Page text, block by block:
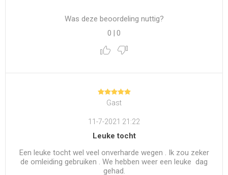
Was deze beoordeling nuttig?
0
0
Gast
11-7-2021 21:22
Leuke tocht
Een leuke tocht wel veel onverharde wegen . Ik zou zeker
de omleiding gebruiken . We hebben weer een leuke dag
gehad.